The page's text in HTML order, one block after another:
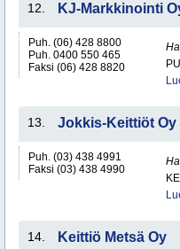
12. KJ-Markkinointi
Puh. (06) 428 8800
Puh. 0400 550 465
Faksi (06) 428 8820
13. Jokkis-Keittiöt Oy
Puh. (03) 438 4991
Faksi (03) 438 4990
14. Keittiö Metsä Oy